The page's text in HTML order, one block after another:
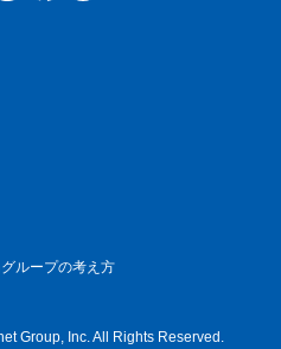
ループの考え方
Group, Inc. All Rights Reserved.